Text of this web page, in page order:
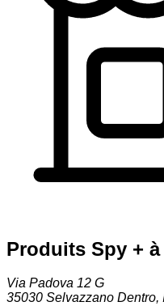
Produits Spy +
Via Padova 12 G
35030 Selvazzano Dentro,